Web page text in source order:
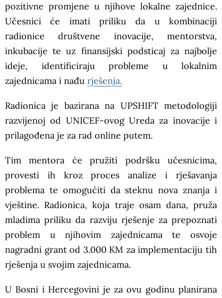
pozitivne promjene u njihove lokalne zajednice.
Učesnici će imati priliku da u kombinaciji
radionice društvene inovacije, mentorstva,
inkubacije te uz finansijski podsticaj za najbolje
ideje, identificiraju probleme u lokalnim
zajednicama i nađu rješenja.
Radionica je bazirana na UPSHIFT metodologiji
razvijenoj od UNICEF-ovog Ureda za inovacije i
prilagođena je za rad online putem.
Tim mentora će pružiti podršku učesnicima,
provesti ih kroz proces analize i rješavanja
problema te omogućiti da steknu nova znanja i
vještine. Radionica, koja traje osam dana, pruža
mladima priliku da razviju rješenje za prepoznati
problem u njihovim zajednicama te osvoje
nagradni grant od 3.000 KM za implementaciju tih
rješenja u svojim zajednicama.
U Bosni i Hercegovini je za ovu godinu planirana